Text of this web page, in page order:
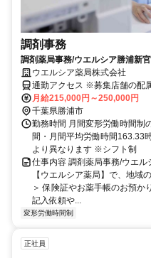
調剤事務
調剤薬局事務/ウエルシア勝浦新
ウエルシア薬局株式会社
通勤アクセス ※募集店舗の配
で予めご了承ください ※配属
ます ※勤務店舗の指定は出来かねます。 勤務区分
選択 ＜エリア職＞ 原則とし
から50km圏内、通勤片道90分圏
ジョナル職＞ 異動の範囲は本
ね100km以内 ※社宅制度・赴任手当制度あり
の店舗への異動あり ※社宅制
月給215,000円～250,000円
千葉県勝浦市
勤務時間 月間変形労働時間制
間・月間平均労働時間163.33
より異なります ※シフト制
仕事内容 調剤薬局事務/ウエ
【ウエルシア薬局】で、地域
＞ 保険証やお薬手帳のお預か
記入依頼や...
変形労働時間制
正社員